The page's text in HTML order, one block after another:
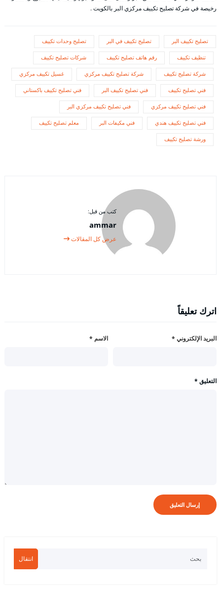
رخيصة في شركة تصليح تكييف مركزي البر بالكويت .
تصليح تكييف البر تصليح تكييف في البر تصليح وحدات تكييف
تنظيف تكييف رقم هاتف تصليح تكييف شركات تصليح تكييف
شركة تصليح تكييف شركة تصليح تكييف مركزي غسيل تكييف مركزي
فني تصليح تكييف فني تصليح تكييف البر فني تصليح تكييف باكستاني
فني تصليح تكييف مركزي فني تصليح تكييف مركزي البر
فني تصليح تكييف هندي فني مكيفات البر معلم تصليح تكييف
ورشة تصليح تكييف
كتب من قبل:
ammar
عرض كل المقالات
اترك تعليقاً
الاسم * البريد الإلكتروني *
التعليق *
انتقال